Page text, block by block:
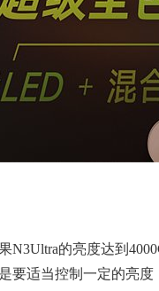
N3Ultra的亮度达到
要适当控制一定的亮度